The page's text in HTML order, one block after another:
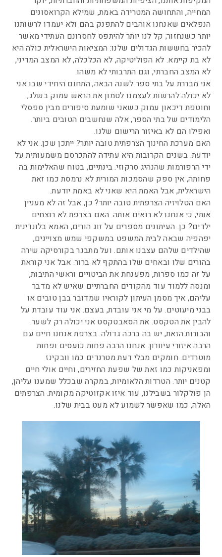
המחייה, והתחושה המטרידה באמת, שמילא הקרואסונים
הנפלאים שאנחנו אוהבים להתפנק בהם ולא יעמדו לרשותנו
יותר כשנחזור; קל לנו יותר להיתפס לחסרונם העתידי מאשר
להכיר בחששות הגדולים שלנו: המציאות הישראלית כולה היא
לא בת קיימא. לא הפוליטיקה, לא הכלכלה, לא המצב המדיני,
לא המצב החברתי, וגם התרבותי לא משהו.
אני מבררת על בתי ספר לשנה הבאה, התחום היחידי שבו אני
לא יכולה להרשות לעצמנו לטמון את הראש עמוק בשלג,
וחוטפת דיכאון עמוק כשאני שומעת סיפורים מבין ספסלי
הלימודים של בתי הספר, אלה שנחשבים הטובים ביותר.
ואפילו הם לא באיזור הרישום שלנו.
האם מערכת החינוך הצרפתית טובה יותר? ייתכן שכן. אני לא
יודעת. בשנים הקרובות היא עתידה להתכרסם משמעותית על
ידי הרפורמות שהנהיג סרקוזי. בינתיים, בטוח שהאלימות בה
פחותה, אין ספק שהסמכות המורית לא נרמסת כמו זאת
הישראלית, אבל האמת היא שאני לא באמת יודעת.
האם הטלויזיה הצרפתית טובה יותר? כן, אבל זה לא מעניין
אותי, כי אנחנו לא רואים אותה. האם בצרפת לא רוצחים
ילדים? כן. העיתונים מספרים על זוג הורים, האמא בלונדינית
יפהפיה שבאה לבית המשפט במשקפי שמש מצויינים,
שהילדים שלהם עצבנו אותם. ועל מתבגר בקורסיקה שירה
בהורים שלו ובאחים שלו בהתקף לא ברור. אבל אני קוראת
על זה כמו ספרות, מפענחת את הביטויים וראשי התיבות,
ומנסה ללמוד עוד מהקודים החברתיים שאיש לא מדבר
עליהם, איך מסמן העיתון לקוראיו שמדובר בבן טובים או
בבני מיעוטים. על מי אני עובדת, בעצם. אני עוד עובדת על
להבין את הטקסט. את הסאבטקסט אני יכולה רק לשער.
והבורות הזאת, יש בה ברכה גדולה. בצרפת אנחנו חיים עם
הרבה איזורי עיוורון. אנחנו הרבה פחות כועסים ופחות
מוטרדים. חומקים מבלי דעת מטרנדים כמו וובקינז
ומפאניקות כמו זאת של שפעת החזירים, וחיים אולי חיים
קטנים יותר. הטרדות הלאומיות, במקרה שבכלל שמענו עליהן,
הן פולקלור בשבילנו, עוד איזו אקזוטיקה מקומית. הצרפתים
האלה, כמו שאפשר לשמוע לא מעט בבית שלנו.